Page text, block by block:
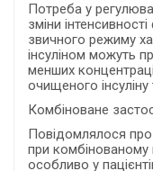
Потреба у
зміни
звичного режиму
інсуліном можуть
менших
очищеного
Комбіноване
Повідомлялося про
при комбінованому
особливо у